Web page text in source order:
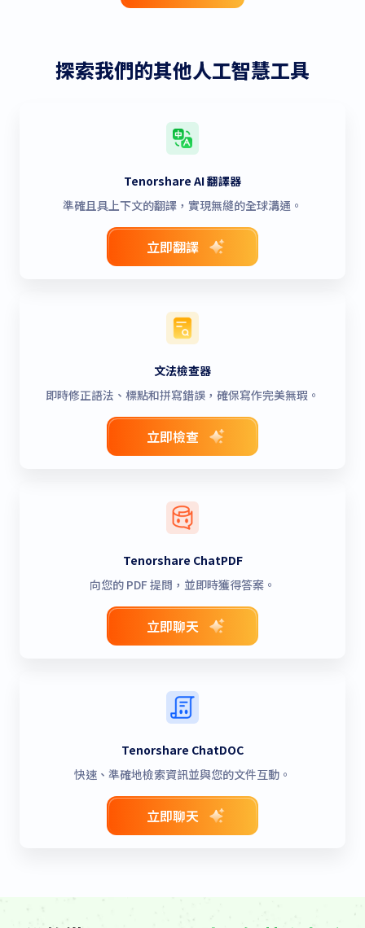
探索我們的其他人工智慧工具
Tenorshare AI 翻譯器
準確且具上下文的翻譯，實現無縫的全球溝通。
立即翻譯
文法檢查器
即時修正語法、標點和拼寫錯誤，確保寫作完美無瑕。
立即檢查
Tenorshare ChatPDF
向您的 PDF 提問，並即時獲得答案。
立即聊天
Tenorshare ChatDOC
快速、準確地檢索資訊並與您的文件互動。
立即聊天